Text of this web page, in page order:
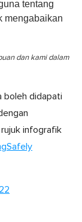
tentang
mengabaikan
dan kami dalam
boleh didapati
infografik